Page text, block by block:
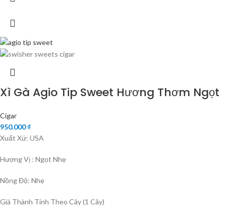
Xì Gà Agio Tip Sweet Hương Thơm Ngọt
Cigar
950.000₫
Xuất Xứ: USA
Hương Vị : Ngọt Nhẹ
Nồng Độ: Nhẹ
Giá Thành Tính Theo Cây (1 Cây)